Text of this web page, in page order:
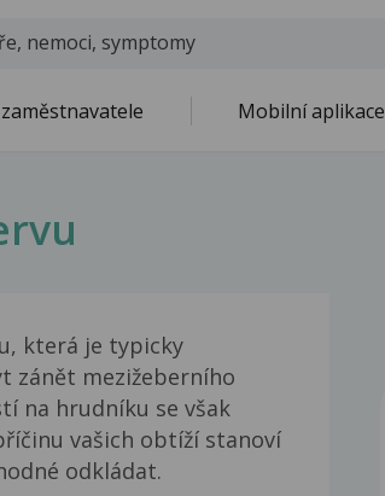
Mobilní aplikace
která je typicky
zánět mezižeberního
na hrudníku se však
vašich obtíží stanoví
odkládat.